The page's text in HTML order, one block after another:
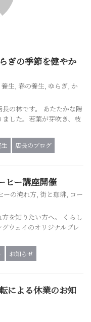
ぎの季節を健やか
養生, 春の養生, ゆらぎ, か
の林です。 あたたかな陽
した。若葉が芽吹き、枝
店長のブログ
ヒー講座開催
ーの淹れ方, 街と珈琲, コー
を知りたい方へ。 くらし
ウェイのオリジナルブレ
お知らせ
による休業のお知